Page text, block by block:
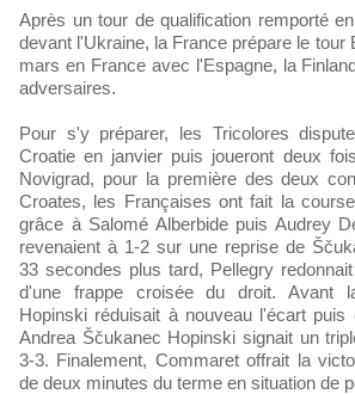
Après un tour de qualification remporté en République tchèque
devant l'Ukraine, la France prépare le tour
mars en France avec l'Espagne, la
adversaires.
Pour s'y préparer, les Tricolores
Croatie en janvier puis joueront deux
Novigrad, pour la première des deux
Croates, les Françaises ont fait la
grâce à Salomé Alberbide puis Audrey
revenaient à 1-2 sur une reprise de
33 secondes plus tard, Pellegry
d'une frappe croisée du droit. Avant
Hopinski réduisait à nouveau l'écart puis
Andrea Ščukanec Hopinski signait un
3-3. Finalement, Commaret offrait la
de deux minutes du terme en situation de